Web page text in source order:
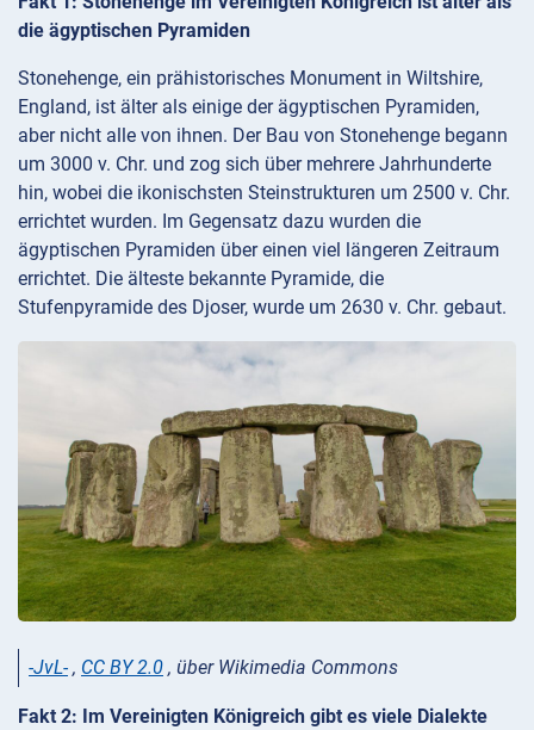
die ägyptischen Pyramiden
Stonehenge, ein prähistorisches Monument in Wiltshire,
England, ist älter als einige der ägyptischen Pyramiden,
aber nicht alle von ihnen. Der Bau von Stonehenge begann
um 3000 v. Chr. und zog sich über mehrere Jahrhunderte
hin, wobei die ikonischsten Steinstrukturen um 2500 v. Chr.
errichtet wurden. Im Gegensatz dazu wurden die
ägyptischen Pyramiden über einen viel längeren Zeitraum
errichtet. Die älteste bekannte Pyramide, die
Stufenpyramide des Djoser, wurde um 2630 v. Chr. gebaut.
-JvL- , CC BY 2.0 , über Wikimedia Commons
Fakt 2: Im Vereinigten Königreich gibt es viele Dialekte